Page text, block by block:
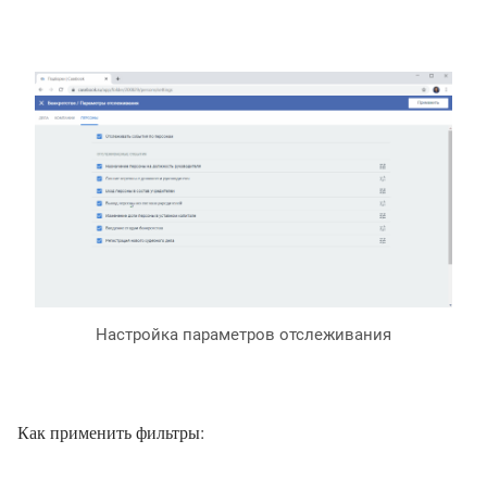
Настройка параметров отслеживания
Как применить фильтры: